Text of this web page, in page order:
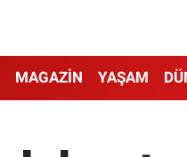
MAGAZİN YAŞAM